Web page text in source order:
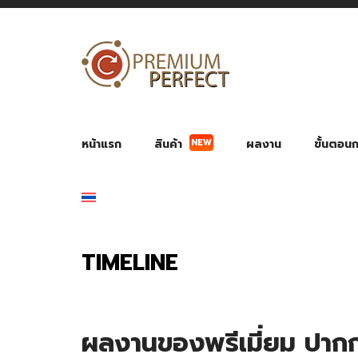
หน้าแรก สินค้า NEW ผลงาน ขั้นตอน
TIMELINE
ผลงานของพรีเมี่ยม ปาก